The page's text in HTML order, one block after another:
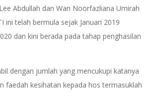
Abdullah dan Wan Noorfazliana Umirah
ini telah bermula sejak Januari 2019
dan kini berada pada tahap penghasilan
dengan jumlah yang mencukupi katanya
faedah kesihatan kepada hos termasuklah